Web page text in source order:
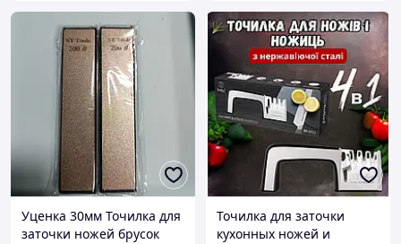
Уценка 30мм Точилка для
заточки ножей брусок
Точилка для заточки
кухонных ножей и